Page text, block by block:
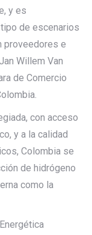
y es
de escenarios
proveedores e
Willem Van
de Comercio
con acceso
y a la calidad
Colombia se
de hidrógeno
como la